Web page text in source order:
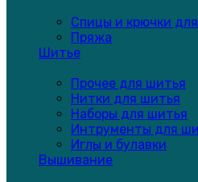
Спицы и крючки
Пряжа
Шитье
Прочее для шитья
Нитки для шитья
Наборы для шитья
Интрументы для
Иглы и булавки
Вышивание